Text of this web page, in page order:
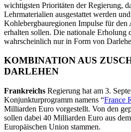
wichtigsten Prioritäten der Regierung,
Lehrmaterialien ausgestattet werden
Kohlebergbauregionen Impulse für
erhalten sollen. Die nationale Erholung
wahrscheinlich nur in Form von
KOMBINATION AUS
DARLEHEN
Frankreichs Regierung hat am 3.
Konjunkturprogramm namens “France
Milliarden Euro vorgestellt. Von den
sollen dabei 40 Milliarden Euro aus
Europäischen Union stammen.